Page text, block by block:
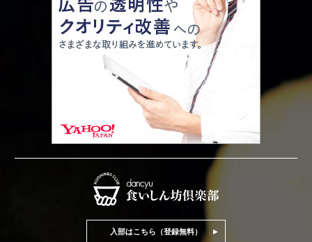
入部はこちら（登録無料）